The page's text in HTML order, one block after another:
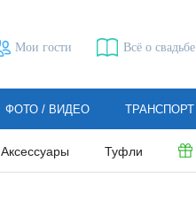
Мои гости Всё о свадьбе
Аксессуары Туфли
ФОТО / ВИДЕО ТРАНСПОРТ